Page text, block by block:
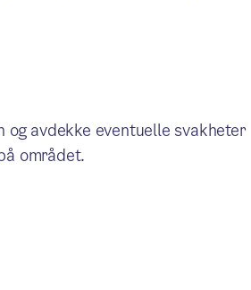
avdekke eventuelle svakheter
området.